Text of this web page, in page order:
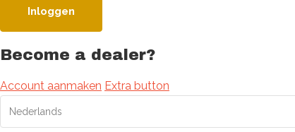
Inloggen
Become a dealer?
Account aanmaken Extra button